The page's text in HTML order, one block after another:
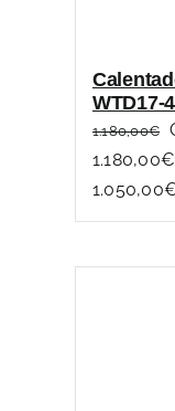
WTD17-
1.180,00€